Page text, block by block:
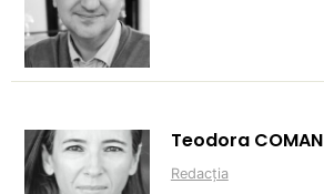
Teodora COMAN
Redacția